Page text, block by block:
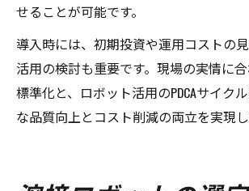
せることが可能です。
導入時には、初期投資や運用コストの
活用の検討も重要です。現場の実情に
標準化と、ロボット活用のPDCAサイク
な品質向上とコスト削減の両立を実現し